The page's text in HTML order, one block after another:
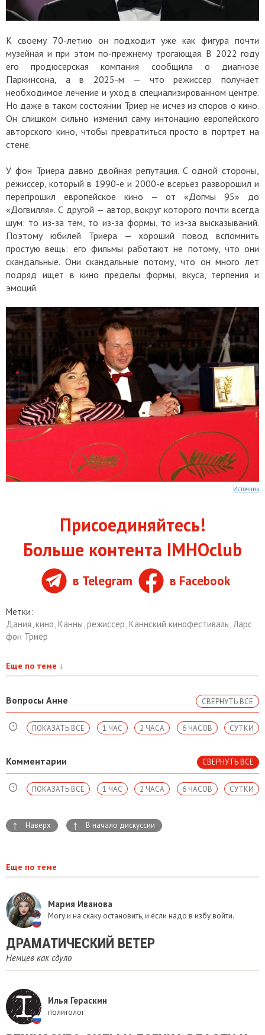
К своему 70-летию он подходит уже как фигура почти
музейная и при этом по-прежнему трогающая. В 2022 году
его продюсерская компания сообщила о диагнозе
Паркинсона, а в 2025-м — что режиссер получает
необходимое лечение и уход в специализированном центре.
Но даже в таком состоянии Триер не исчез из споров о кино.
Он слишком сильно изменил саму интонацию европейского
авторского кино, чтобы превратиться просто в портрет на
стене.
У фон Триера давно двойная репутация. С одной стороны,
режиссер, который в 1990-е и 2000-е всерьез разворошил и
перепрошил европейское кино — от «Догмы 95» до
«Догвилля». С другой — автор, вокруг которого почти всегда
шум: то из-за тем, то из-за формы, то из-за высказываний.
Поэтому юбилей Триера — хороший повод вспомнить
простую вещь: его фильмы работают не потому, что они
скандальные. Они скандальные потому, что он много лет
подряд ищет в кино пределы формы, вкуса, терпения и
эмоций.
Источник
Присоединяйтесь!
Больше контента IMHOclub
в Telegram в Facebook
Метки:
Дания,кино,Канны,режиссер,Каннский кинофестиваль,Ларс
фон Триер
Еще по теме ↓
Вопросы Анне СВЕРНУТЬ ВСЕ
СУТКИ
6 ЧАСОВ
2 ЧАСА
1 ЧАС
ПОКАЗАТЬ ВСЕ
Комментарии СВЕРНУТЬ ВСЕ
СУТКИ
6 ЧАСОВ
2 ЧАСА
1 ЧАС
ПОКАЗАТЬ ВСЕ
↑ Наверх ↑ В начало дискуссии
Еще по теме
Мария Иванова
Могу и на скаку остановить, и если надо в избу войти.
ДРАМАТИЧЕСКИЙ ВЕТЕР
Немцев как сдуло
Илья Гераскин
политолог